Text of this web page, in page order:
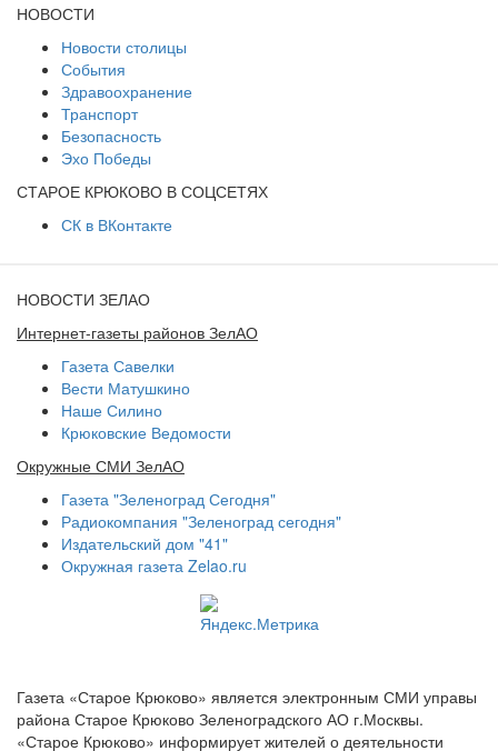
НОВОСТИ
Новости столицы
События
Здравоохранение
Транспорт
Безопасность
Эхо Победы
СТАРОЕ КРЮКОВО В СОЦСЕТЯХ
СК в ВКонтакте
НОВОСТИ ЗЕЛАО
Интернет-газеты районов ЗелАО
Газета Савелки
Вести Матушкино
Наше Силино
Крюковские Ведомости
Окружные СМИ ЗелАО
Газета "Зеленоград Сегодня"
Радиокомпания "Зеленоград сегодня"
Издательский дом "41"
Окружная газета Zelao.ru
Газета «Старое Крюково» является электронным СМИ управы
района Старое Крюково Зеленоградского АО г.Москвы.
«Старое Крюково» информирует жителей о деятельности